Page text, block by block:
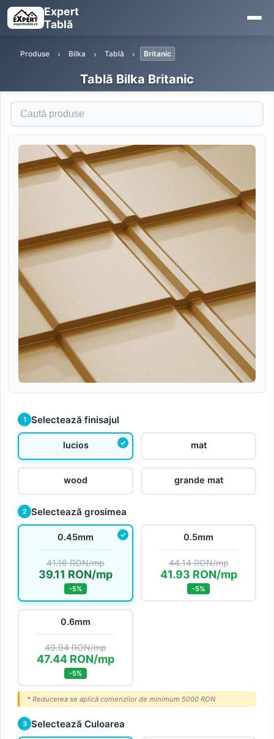
Expert
Tablă
Produse Bilka Tablă Britanic
Tablă Bilka Britanic
Caută produse
1 Selectează finisajul
lucios mat
wood grande mat
2 Selectează grosimea
0.45mm
41.16 RON/mp
39.11 RON/mp
-5%
0.5mm
44.14 RON/mp
41.93 RON/mp
-5%
0.6mm
49.94 RON/mp
47.44 RON/mp
-5%
* Reducerea se aplică comenzilor de minimum 5000 RON
3 Selectează Culoarea